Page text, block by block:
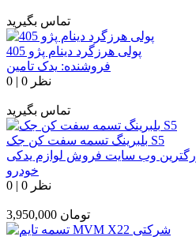
تماس بگیرید
پولی هرزگرد دینام پژو 405
فروشنده: یدک تامین
0 | 0 نظر
تماس بگیرید
بلبرینگ تسمه سفت کن جک S5
وب سایت فروش لوازم یدکی
خودرو
0 | 0 نظر
3,950,000 تومان